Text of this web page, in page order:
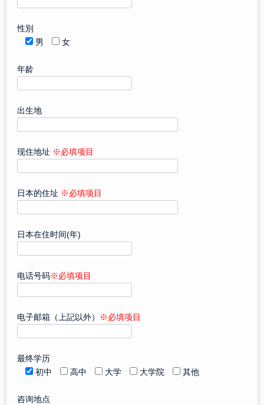
性別
男
女
年龄
出生地
现住地址 ※必填项目
日本的住址 ※必填项目
日本在住时间(年)
电话号码※必填项目
电子邮箱（上記以外） ※必填项目
最终学历
初中
高中 大学 大学院 其他
咨询地点